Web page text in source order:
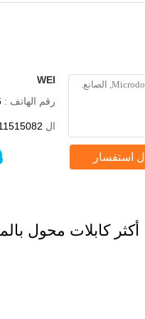
WEI
رقم الهاتف :
ال WhatsApp :
استفسار
أكثر كابلات محول